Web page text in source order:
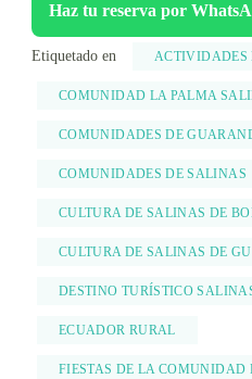
Haz tu reserva por
Etiquetado en ACTIVIDADES
COMUNIDAD LA PALMA
COMUNIDADES DE
COMUNIDADES DE SALINAS
CULTURA DE SALINAS DE
CULTURA DE SALINAS DE
DESTINO TURÍSTICO
ECUADOR RURAL
FIESTAS DE LA COMUNIDAD